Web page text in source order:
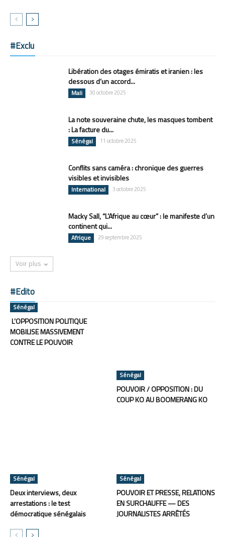
#Exclu
Libération des otages émiratis et iranien : les
dessous d’un accord...
Mali 30 octobre 2025
La note souveraine chute, les masques tombent
: La facture du...
Sénégal 11 octobre 2025
Conflits sans caméra : chronique des guerres
visibles et invisibles
International 3 octobre 2025
Macky Sall, “L’Afrique au cœur” : le manifeste d’un
continent qui...
Afrique 29 septembre 2025
Voir plus
#Edito
Sénégal
L’OPPOSITION POLITIQUE
MOBILISE MASSIVEMENT
CONTRE LE POUVOIR
Sénégal
POUVOIR / OPPOSITION : DU
COUP KO AU BOOMERANG KO
Sénégal
Deux interviews, deux
arrestations : le test
démocratique sénégalais
Sénégal
POUVOIR ET PRESSE, RELATIONS
EN SURCHAUFFE — DES
JOURNALISTES ARRÊTÉS